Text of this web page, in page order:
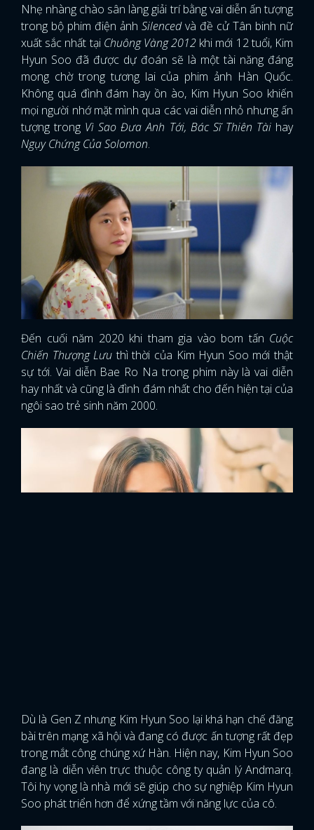
Nhẹ nhàng chào sân làng giải trí bằng vai diễn ấn tượng
trong bộ phim điện ảnh Silencedvà đề cử Tân binh nữ
xuất sắc nhất tại Chuông Vàng 2012 khi mới 12 tuổi, Kim
Hyun Soo đã được dự đoán sẽ là một tài năng đáng
mong chờ trong tương lai của phim ảnh Hàn Quốc.
Không quá đình đám hay ồn ào, Kim Hyun Soo khiến
mọi người nhớ mặt mình qua các vai diễn nhỏ nhưng ấn
tượng trong Vì Sao Đưa Anh Tới, Bác Sĩ Thiên Tài hay
Ngụy Chứng Của Solomon.
Đến cuối năm 2020 khi tham gia vào bom tấn Cuộc
Chiến Thượng Lưu thì thời của Kim Hyun Soo mới thật
sự tới. Vai diễn Bae Ro Na trong phim này là vai diễn
hay nhất và cũng là đình đám nhất cho đến hiện tại của
ngôi sao trẻ sinh năm 2000.
Dù là Gen Z nhưng Kim Hyun Soo lại khá hạn chế đăng
bài trên mạng xã hội và đang có được ấn tượng rất đẹp
trong mắt công chúng xứ Hàn. Hiện nay, Kim Hyun Soo
đang là diễn viên trực thuộc công ty quản lý Andmarq.
Tôi hy vọng là nhà mới sẽ giúp cho sự nghiệp Kim Hyun
Soo phát triển hơn để xứng tầm với năng lực của cô.